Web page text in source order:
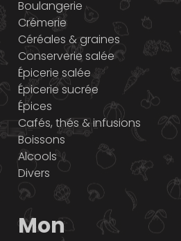
Boulangerie
Crémerie
Céréales & graines
Conserverie salée
Épicerie salée
Épicerie sucrée
Épices
Cafés, thés & infusions
Boissons
Alcools
Divers
Mon